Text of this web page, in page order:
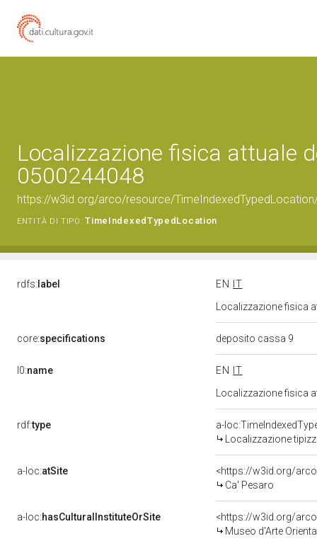
Localizzazione fisica attuale
0500244048
https://w3id.org/arco/resource/
ENTITÀ DI TIPO: TimeIndexedTypedLocation
rdfs: label EN
IT
Localizzazione fisica
core:specifications deposito cassa 9
l0:name EN
IT
Localizzazione fisica
rdf:type
a-
Localizzazione
a-loc:atSite
<https://w3id.org/
Ca' Pesaro
a-loc:hasCulturalInstituteOrSite
<https://w3id.org/
Museo d'Arte